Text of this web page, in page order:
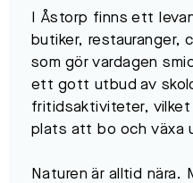
I Åstorp finns ett
butiker, restauranger,
som gör vardagen
ett gott utbud av
fritidsaktiviteter,
plats att bo och växa
Naturen är alltid nära.